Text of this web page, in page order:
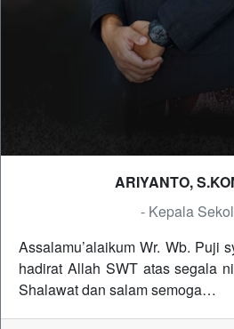
ARIYANTO,
- Kepala
Assalamu’alaikum Wr. Wb. Puji
hadirat Allah SWT atas segala
Shalawat dan salam semoga…